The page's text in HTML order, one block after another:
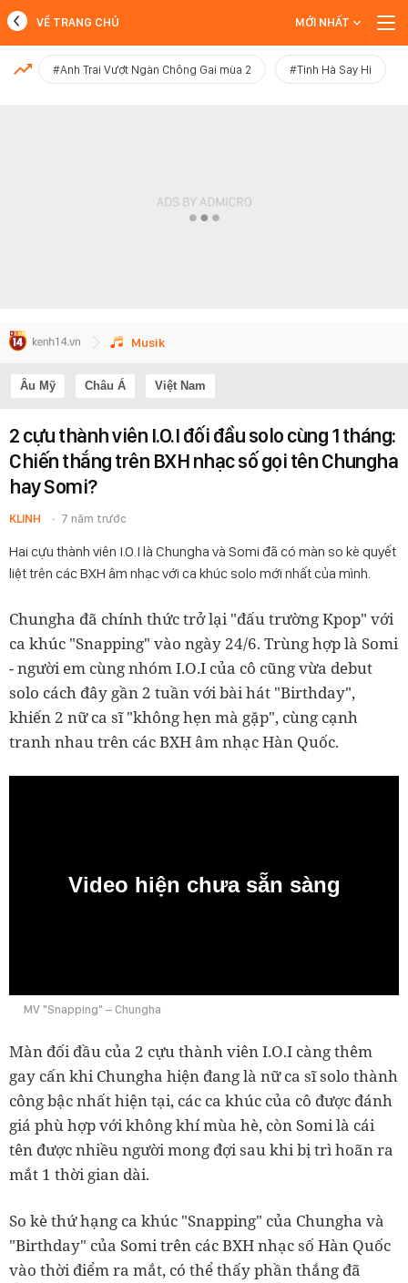
MỚI NHẤT
VỀ TRANG CHỦ MỚI NHẤT
#Anh Trai Vượt Ngàn Chông Gai mùa 2 #Tinh Hà Say Hi
Musik
Âu Mỹ Châu Á Việt Nam
2 cựu thành viên I.O.I đối đầu solo cùng 1 tháng:
Chiến thắng trên BXH nhạc số gọi tên Chungha
hay Somi?
KLINH 7 năm trước
Hai cựu thành viên I.O.I là Chungha và Somi đã có màn so kè quyết
liệt trên các BXH âm nhạc với ca khúc solo mới nhất của mình.
Chungha đã chính thức trở lại "đấu trường Kpop" với
ca khúc "Snapping" vào ngày 24/6. Trùng hợp là Somi
- người em cùng nhóm I.O.I của cô cũng vừa debut
solo cách đây gần 2 tuần với bài hát "Birthday",
khiến 2 nữ ca sĩ "không hẹn mà gặp", cùng cạnh
tranh nhau trên các BXH âm nhạc Hàn Quốc.
Video hiện chưa sẵn sàng
MV "Snapping" – Chungha
Màn đối đầu của 2 cựu thành viên I.O.I càng thêm
gay cấn khi Chungha hiện đang là nữ ca sĩ solo thành
công bậc nhất hiện tại, các ca khúc của cô được đánh
giá phù hợp với không khí mùa hè, còn Somi là cái
tên được nhiều người mong đợi sau khi bị trì hoãn ra
mắt 1 thời gian dài.
So kè thứ hạng ca khúc "Snapping" của Chungha và
"Birthday" của Somi trên các BXH nhạc số Hàn Quốc
vào thời điểm ra mắt, có thể thấy phần thắng đã